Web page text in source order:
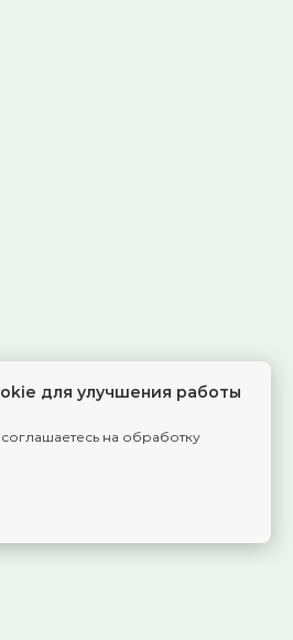
для улучшения работы
соглашаетесь на обработку